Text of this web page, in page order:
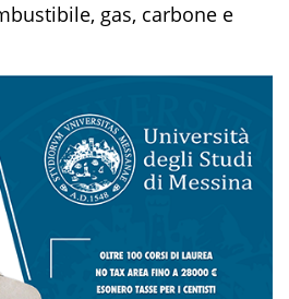
gas, carbone e